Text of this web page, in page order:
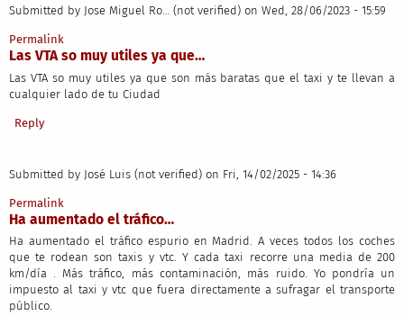
Submitted by Jose Miguel Ro… (not verified) on Wed, 28/06/2023 - 15:59
Permalink
Las VTA so muy utiles ya que…
Las VTA so muy utiles ya que son más baratas que el taxi y te llevan a
cualquier lado de tu Ciudad
Reply
Submitted by José Luis (not verified) on Fri, 14/02/2025 - 14:36
Permalink
Ha aumentado el tráfico…
Ha aumentado el tráfico espurio en Madrid. A veces todos los coches
que te rodean son taxis y vtc. Y cada taxi recorre una media de 200
km/día . Más tráfico, más contaminación, más ruido. Yo pondría un
impuesto al taxi y vtc que fuera directamente a sufragar el transporte
público.